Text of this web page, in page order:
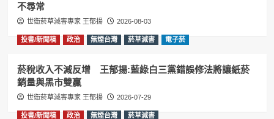
不尋常
世衛菸草減害專家 王郁揚 2026-08-03
投書/新聞稿 政治 無煙台灣 菸草減害 電子菸
菸稅收入不減反增 王郁揚:藍綠白三黨錯誤修法將讓紙菸
銷量與黑市雙贏
世衛菸草減害專家 王郁揚 2026-07-29
投書/新聞稿 政治 無煙台灣 菸草減害